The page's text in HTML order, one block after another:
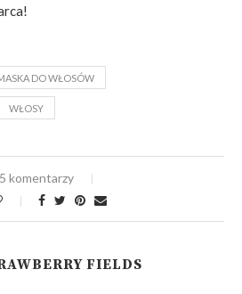
DO WŁOSÓW
WŁOSY
komentarzy
FIELDS